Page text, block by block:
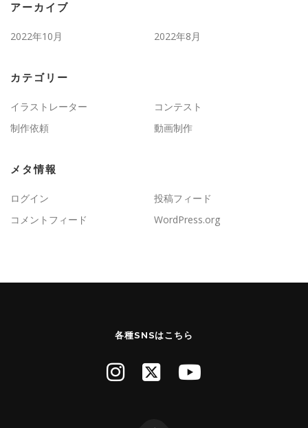
アーカイブ
2022年10月 2022年8月
カテゴリー
イラストレーター
コンテスト
制作依頼
動画制作
メタ情報
ログイン
投稿フィード
コメントフィード
WordPress.org
各種SNSはこちら